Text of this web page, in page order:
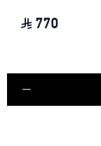
770